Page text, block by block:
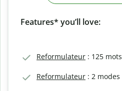
Features* you’ll love:
Reformulateur : 125 mots
Reformulateur : 2 modes